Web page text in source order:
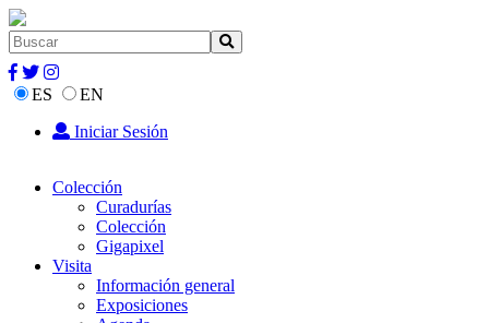
ES
EN
Iniciar Sesión
Colección
Curadurías
Colección
Gigapixel
Visita
Información general
Exposiciones